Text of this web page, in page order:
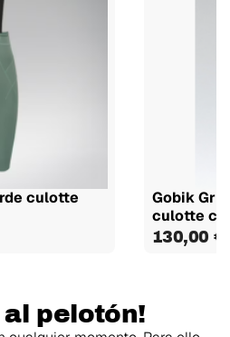
culotte
Gobik Grit
culotte
130,00 €
al pelotón!